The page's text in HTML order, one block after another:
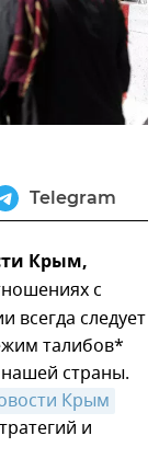
Telegram
Крым,
с
всегда следует
талибов*
страны.
Крым
и